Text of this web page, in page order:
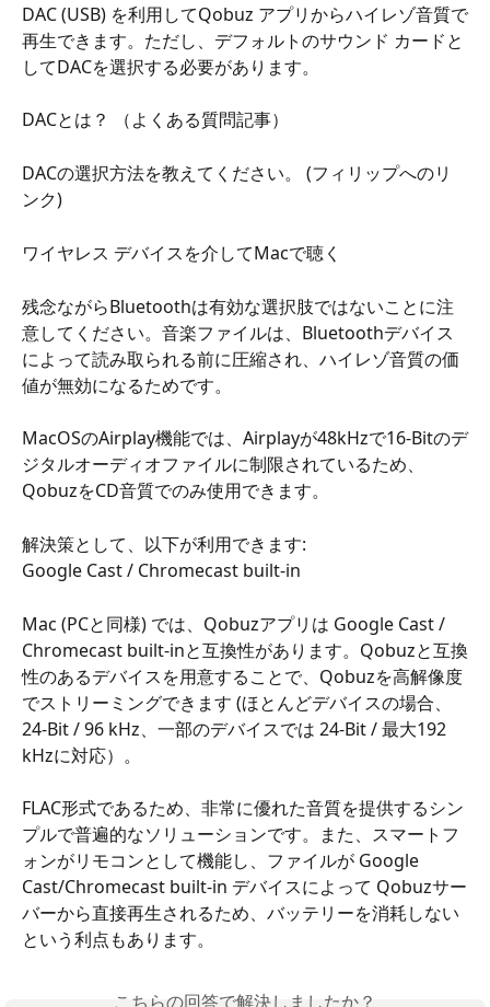
DAC (USB) を利用してQobuz アプリからハイレゾ音質で
再生できます。ただし、デフォルトのサウンド カードと
してDACを選択する必要があります。
DACとは？ （よくある質問記事）
DACの選択方法を教えてください。 (フィリップへのリ
ンク)
ワイヤレス デバイスを介してMacで聴く
残念ながらBluetoothは有効な選択肢ではないことに注
意してください。音楽ファイルは、Bluetoothデバイス
によって読み取られる前に圧縮され、ハイレゾ音質の価
値が無効になるためです。
MacOSのAirplay機能では、Airplayが48kHzで16-Bitのデ
ジタルオーディオファイルに制限されているため、
QobuzをCD音質でのみ使用できます。
解決策として、以下が利用できます:
Google Cast / Chromecast built-in
Mac (PCと同様) では、Qobuzアプリは Google Cast /
Chromecast built-inと互換性があります。Qobuzと互換
性のあるデバイスを用意することで、Qobuzを高解像度
でストリーミングできます (ほとんどデバイスの場合、
24-Bit / 96 kHz、一部のデバイスでは 24-Bit / 最大192
kHzに対応）。
FLAC形式であるため、非常に優れた音質を提供するシン
プルで普遍的なソリューションです。また、スマートフ
ォンがリモコンとして機能し、ファイルが Google
Cast/Chromecast built-in デバイスによって Qobuzサー
バーから直接再生されるため、バッテリーを消耗しない
という利点もあります。
こちらの回答で解決しましたか？